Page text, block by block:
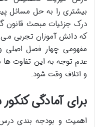
بیشتری را به حل مسائل
درک جزئیات مبحث قانون
که دانش آموزان تجربی می
مفهومی چهار فصل اصلی
عدم توجه به این تفاوت ها
و اتلاف وقت شود.
برای آمادگی
اهمیت و بودجه بندی